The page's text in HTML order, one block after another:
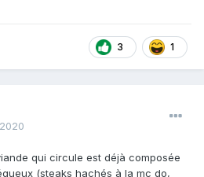
3 1
qui circule est déjà composée
(steaks hachés à la mc do,